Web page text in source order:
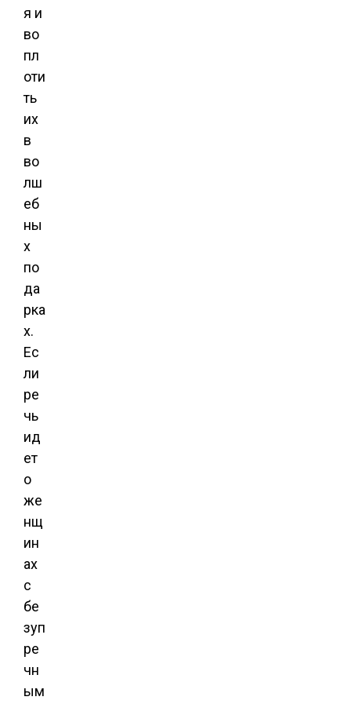
я и
во
пл
оти
ть
их
в
во
лш
еб
ны
х
по
да
рка
х.
Ес
ли
ре
чь
ид
ет
о
же
нщ
ин
ах
с
бе
зуп
ре
чн
ым